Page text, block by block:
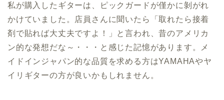
私が購入したギターは、ピックガードが僅かに剝がれ
かけていました。店員さんに聞いたら「取れたら接着
剤で貼れば大丈夫ですよ！」と言われ、昔のアメリカ
ン的な発想だな～・・・と感じた記憶があります。メ
イドインジャパン的な品質を求める方はYAMAHAやヤ
イリギターの方が良いかもしれません。